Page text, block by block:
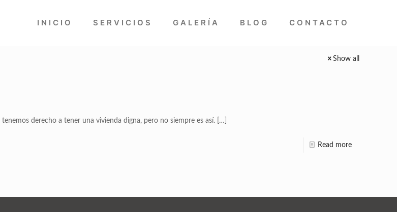
INICIO SERVICIOS GALERÍA BLOG CONTACTO
Show all
derecho a tener una vivienda digna, pero no siempre es así. […]
Read more